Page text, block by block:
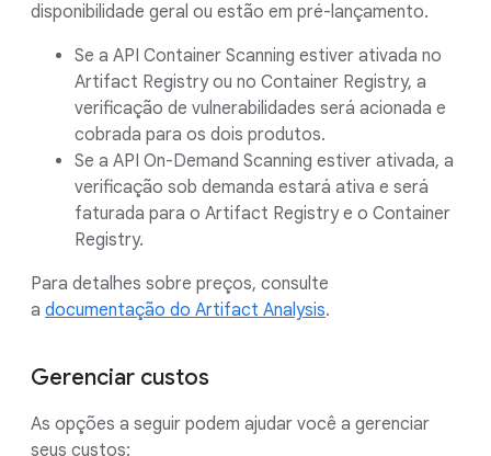
disponibilidade geral ou estão em pré-lançamento.
Se a API Container Scanning estiver ativada no
Artifact Registry ou no Container Registry, a
verificação de vulnerabilidades será acionada e
cobrada para os dois produtos.
Se a API On-Demand Scanning estiver ativada, a
verificação sob demanda estará ativa e será
faturada para o Artifact Registry e o Container
Registry.
Para detalhes sobre preços, consulte
a documentação do Artifact Analysis.
Gerenciar custos
As opções a seguir podem ajudar você a gerenciar
seus custos: